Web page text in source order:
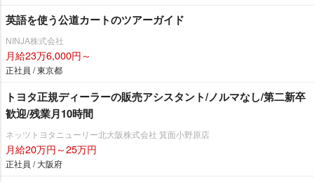
英語を使う公道カートのツアーガイド
NINJA株式会社
月給23万6,000円～
正社員 / 東京都
トヨタ正規ディーラーの販売アシスタント/ノルマなし/第二新卒
歓迎/残業月10時間
ネッツトヨタニューリー北大阪株式会社 箕面小野原店
月給20万円～25万円
正社員 / 大阪府